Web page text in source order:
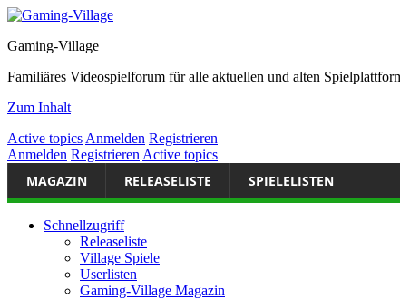
Gaming-Village
Familiäres Videospielforum für alle aktuellen und alten
Zum Inhalt
Active topics Anmelden Registrieren
Anmelden Registrieren Active topics
MAGAZIN RELEASELISTE SPIELELISTEN
Schnellzugriff
Releaseliste
Village Spiele
Userlisten
Gaming-Village Magazin